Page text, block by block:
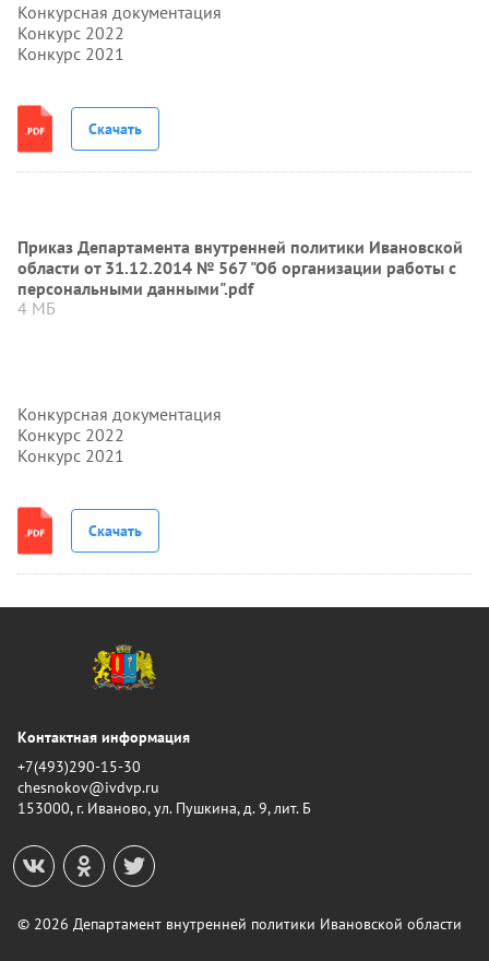
Конкурсная документация
Конкурс 2022
Конкурс 2021
Скачать
Приказ Департамента внутренней политики Ивановской
области от 31.12.2014 № 567 "Об организации работы с
персональными данными".pdf
4 МБ
Конкурсная документация
Конкурс 2022
Конкурс 2021
Скачать
Контактная информация
+7(493)290-15-30
chesnokov@ivdvp.ru
153000, г. Иваново, ул. Пушкина, д. 9, лит. Б
© 2026 Департамент внутренней политики Ивановской области